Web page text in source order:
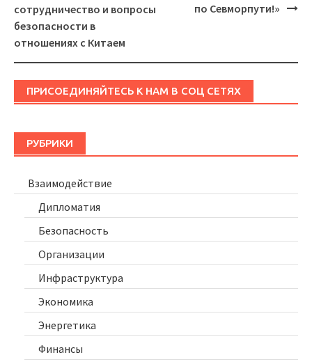
сотрудничество и вопросы
безопасности в
отношениях с Китаем
по Севморпути!»
ПРИСОЕДИНЯЙТЕСЬ К НАМ В СОЦ СЕТЯХ
РУБРИКИ
Взаимодействие
Дипломатия
Безопасность
Организации
Инфраструктура
Экономика
Энергетика
Финансы